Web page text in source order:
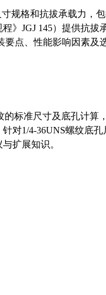
规格和抗拔承载力，
程》JGJ 145）提供抗
点、性能影响因素及
的标准尺寸及底孔计
对1/4-36UNS螺纹底
扩展知识。